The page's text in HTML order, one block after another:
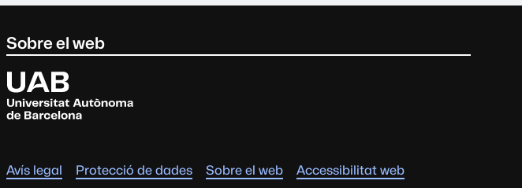
Sobre el web
U
n
i
s
Avís legal Protecció de dades Sobre el web Accessibilitat web